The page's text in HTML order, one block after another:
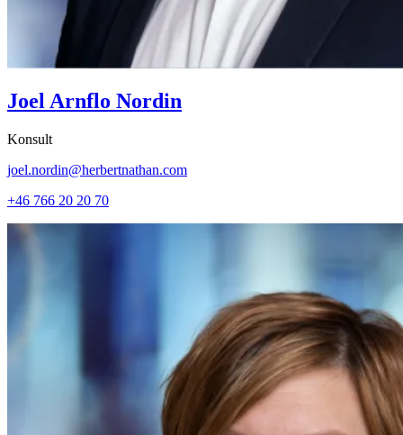
Joel Arnflo Nordin
Konsult
joel.nordin@herbertnathan.com
+46 766 20 20 70